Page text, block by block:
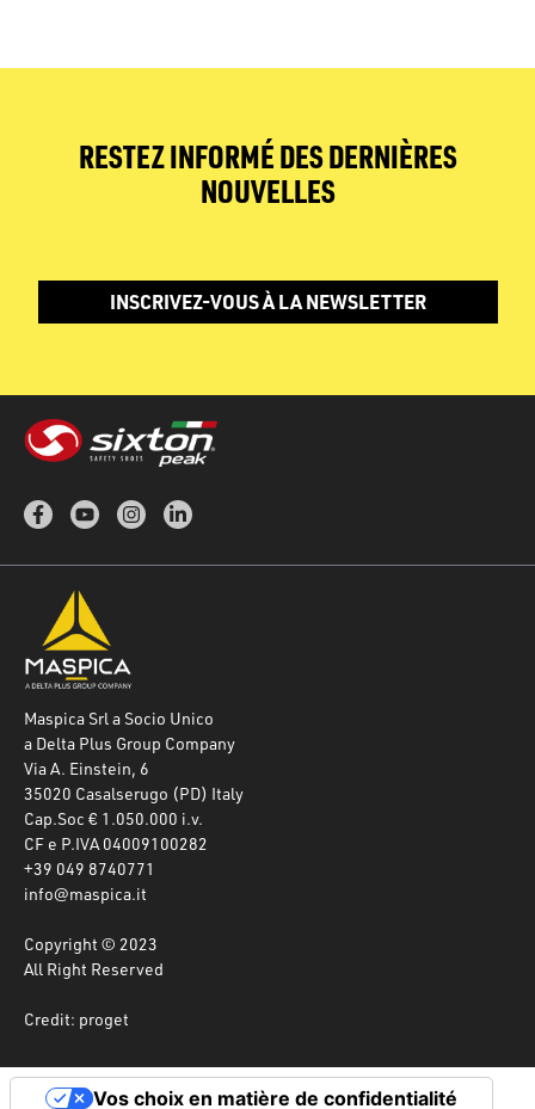
RESTEZ INFORMÉ DES DERNIÈRES
NOUVELLES
INSCRIVEZ-VOUS À LA NEWSLETTER
Maspica Srl a Socio Unico
a Delta Plus Group Company
Via A. Einstein, 6
35020 Casalserugo (PD) Italy
Cap.Soc € 1.050.000 i.v.
CF e P.IVA 04009100282
+39 049 8740771
info@maspica.it
Copyright © 2023
All Right Reserved
Credit: proget
Vos choix en matière de confidentialité